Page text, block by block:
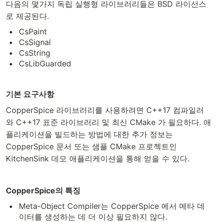
다음의 몇가지 독립 실행형 라이브러리들은 BSD 라이선스
로 제공된다.
CsPaint
CsSignal
CsString
CsLibGuarded
기본 요구사항
CopperSpice 라이브러리를 사용하려면 C++17 컴파일러
와 C++17 표준 라이브러리 및 최신 CMake 가 필요하다. 애
플리케이션을 빌드하는 방법에 대한 추가 정보는
CopperSpice 문서 또는 샘플 CMake 프로젝트인
KitchenSink 데모 애플리케이션을 통해 얻을 수 있다.
CopperSpice의 특징
Meta-Object Compiler는 CopperSpice 에서 메타 데
이터를 생성하는 데 더 이상 필요하지 않다.